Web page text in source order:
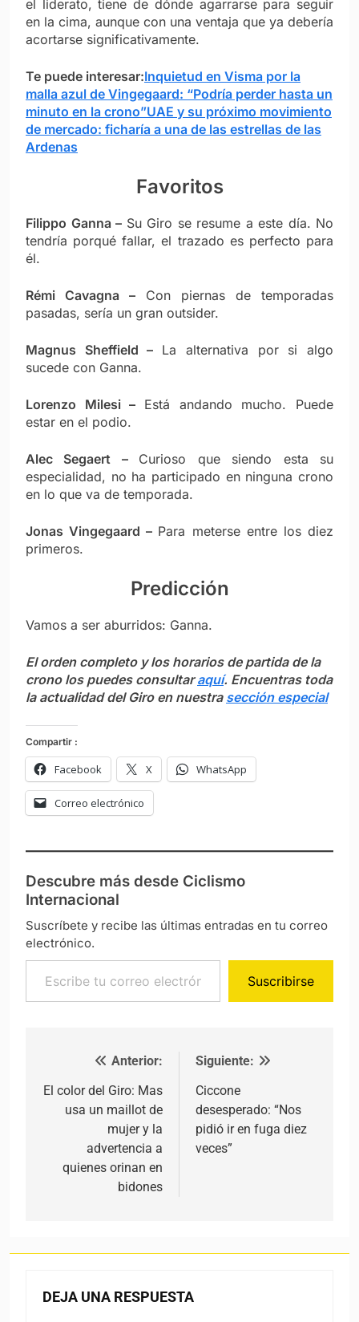
el liderato, tiene de dónde agarrarse para seguir
en la cima, aunque con una ventaja que ya debería
acortarse significativamente.
Te puede interesar:Inquietud en Visma por la
malla azul de Vingegaard: “Podría perder hasta un
minuto en la crono”UAE y su próximo movimiento
de mercado: ficharía a una de las estrellas de las
Ardenas
Favoritos
Filippo Ganna – Su Giro se resume a este día. No
tendría porqué fallar, el trazado es perfecto para
él.
Rémi Cavagna – Con piernas de temporadas
pasadas, sería un gran outsider.
Magnus Sheffield – La alternativa por si algo
sucede con Ganna.
Lorenzo Milesi – Está andando mucho. Puede
estar en el podio.
Alec Segaert – Curioso que siendo esta su
especialidad, no ha participado en ninguna crono
en lo que va de temporada.
Jonas Vingegaard – Para meterse entre los diez
primeros.
Predicción
Vamos a ser aburridos: Ganna.
El orden completo y los horarios de partida de la
crono los puedes consultaraquí. Encuentras toda
la actualidad del Giro en nuestra sección especial
Compartir :
Facebook X WhatsApp
Correo electrónico
Descubre más desde Ciclismo
Internacional
Suscríbete y recibe las últimas entradas en tu correo
electrónico.
Escribe tu correo electrónico…
Suscribirse
Navegación de entradas
Anterior:
El color del Giro: Mas
usa un maillot de
mujer y la
advertencia a
quienes orinan en
bidones
Siguiente:
Ciccone
desesperado: “Nos
pidió ir en fuga diez
veces”
DEJA UNA RESPUESTA